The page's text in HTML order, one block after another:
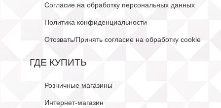
Согласие на обработку персональных данных
Политика конфиденциальности
Отозвать/Принять согласие на обработку cookie
ГДЕ КУПИТЬ
Розничные магазины
Интернет-магазин